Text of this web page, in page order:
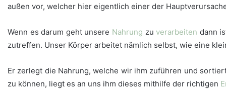
außen vor, welcher hier eigentlich einer der
Wenn es darum geht unsere Nahrung zuverarbeiten dann
zutreffen. Unser Körper arbeitet nämlich selbst, wie eine
Er zerlegt die Nahrung, welche wir ihm zuführen und
zu können, liegt es an uns ihm dieses mithilfe der richtigen